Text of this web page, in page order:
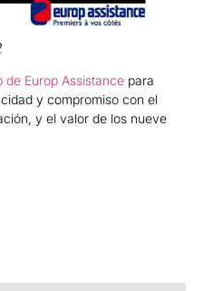
de Europ Assistance para
y compromiso con el
y el valor de los nueve